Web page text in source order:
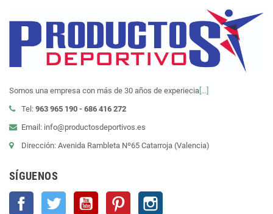
Somos una empresa con más de 30 años de experiecia [...]
Tel: 963 965 190 - 686 416 272
Email: info@productosdeportivos.es
Dirección: Avenida Rambleta Nº65 Catarroja (Valencia)
SÍGUENOS
Facebook Twitter YouTube Pinterest